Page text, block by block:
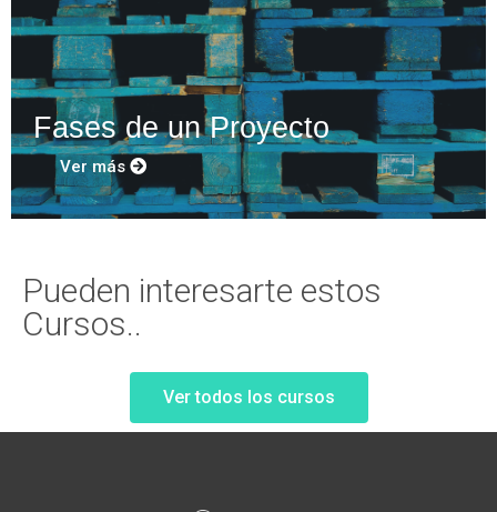
Fases de un Proyecto
Ver más
Pueden interesarte estos
Cursos..
Ver todos los cursos